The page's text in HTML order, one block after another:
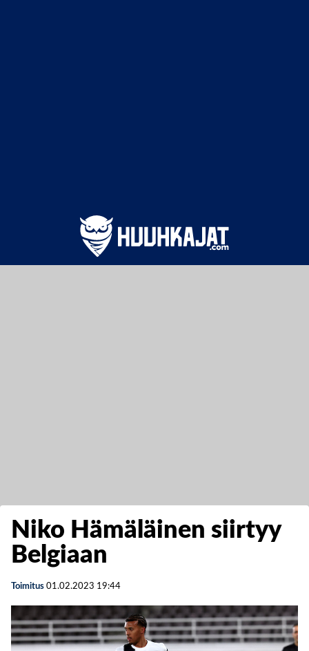
Niko Hämäläinen siirtyy
Belgiaan
Toimitus 01.02.2023 19:44